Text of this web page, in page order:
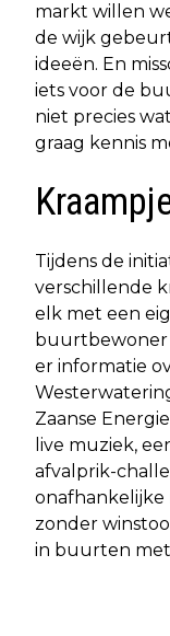
markt willen
de wijk
ideeën. En
iets voor de
niet precies
graag kennis
Tijdens de
verschillende
elk met een
buurtbewoner
er informatie
Zaanse
live muziek,
afvalprik-
onafhankelijke
zonder
in buurten